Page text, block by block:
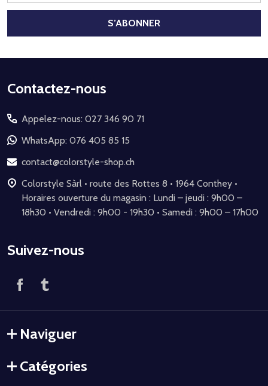
mail
S’ABONNER
Début
pied
de
page
Contactez-nous
Appelez-nous: 027 346 90 71
WhatsApp: 076 405 85 15
contact@colorstyle-shop.ch
Colorstyle Sàrl • route des Rottes 8 • 1964 Conthey •
Horaires ouverture du magasin : Lundi – jeudi : 9h00 –
18h30 • Vendredi : 9h00 - 19h30 • Samedi : 9h00 – 17h00
Suivez-nous
Naviguer
Catégories